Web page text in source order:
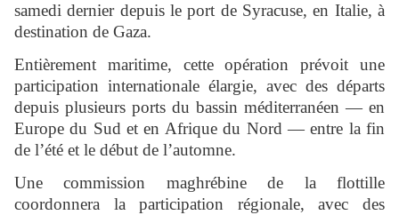
samedi dernier depuis le port de Syracuse, en Italie, à
destination de Gaza.
Entièrement maritime, cette opération prévoit une
participation internationale élargie, avec des départs
depuis plusieurs ports du bassin méditerranéen — en
Europe du Sud et en Afrique du Nord — entre la fin
de l’été et le début de l’automne.
Une commission maghrébine de la flottille
coordonnera la participation régionale, avec des